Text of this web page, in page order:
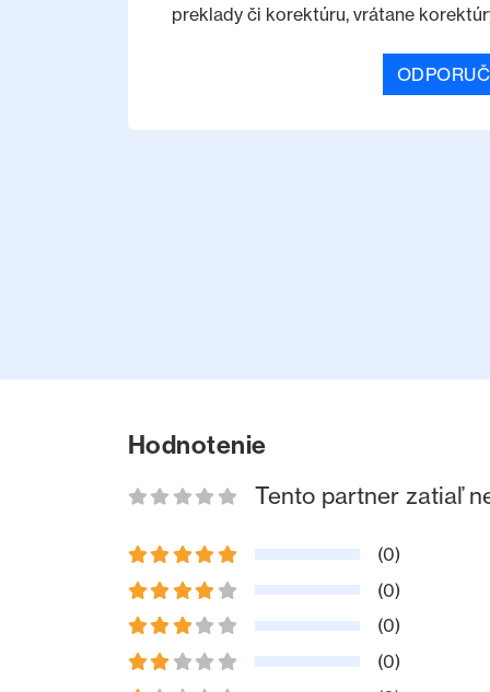
preklady či korektúru, vrátane
Hodnotenie
Tento partner zatiaľ
(0)
(0)
(0)
(0)